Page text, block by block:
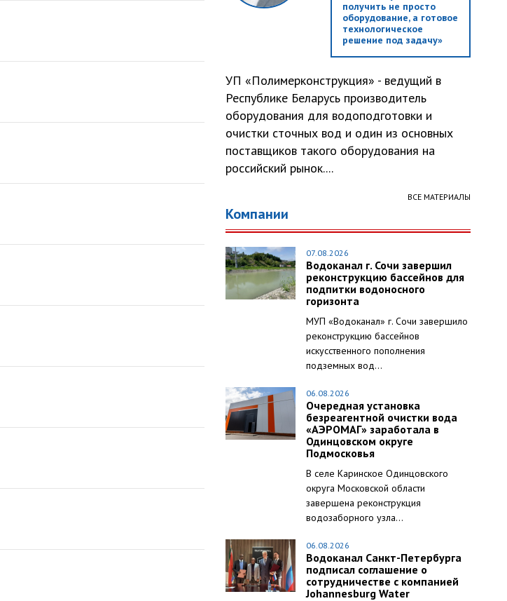
получить не просто
оборудование, а готовое
технологическое
решение под задачу»
УП «Полимерконструкция» - ведущий в
Республике Беларусь производитель
оборудования для водоподготовки и
очистки сточных вод и один из основных
поставщиков такого оборудования на
российский рынок....
ВСЕ МАТЕРИАЛЫ
Компании
07.08.2026
Водоканал г. Сочи завершил
реконструкцию бассейнов для
подпитки водоносного
горизонта
МУП «Водоканал» г. Сочи завершило
реконструкцию бассейнов
искусственного пополнения
подземных вод...
06.08.2026
Очередная установка
безреагентной очистки вода
«АЭРОМАГ» заработала в
Одинцовском округе
Подмосковья
В селе Каринское Одинцовского
округа Московской области
завершена реконструкция
водозаборного узла...
06.08.2026
Водоканал Санкт-Петербурга
подписал соглашение о
сотрудничестве с компанией
Johannesburg Water